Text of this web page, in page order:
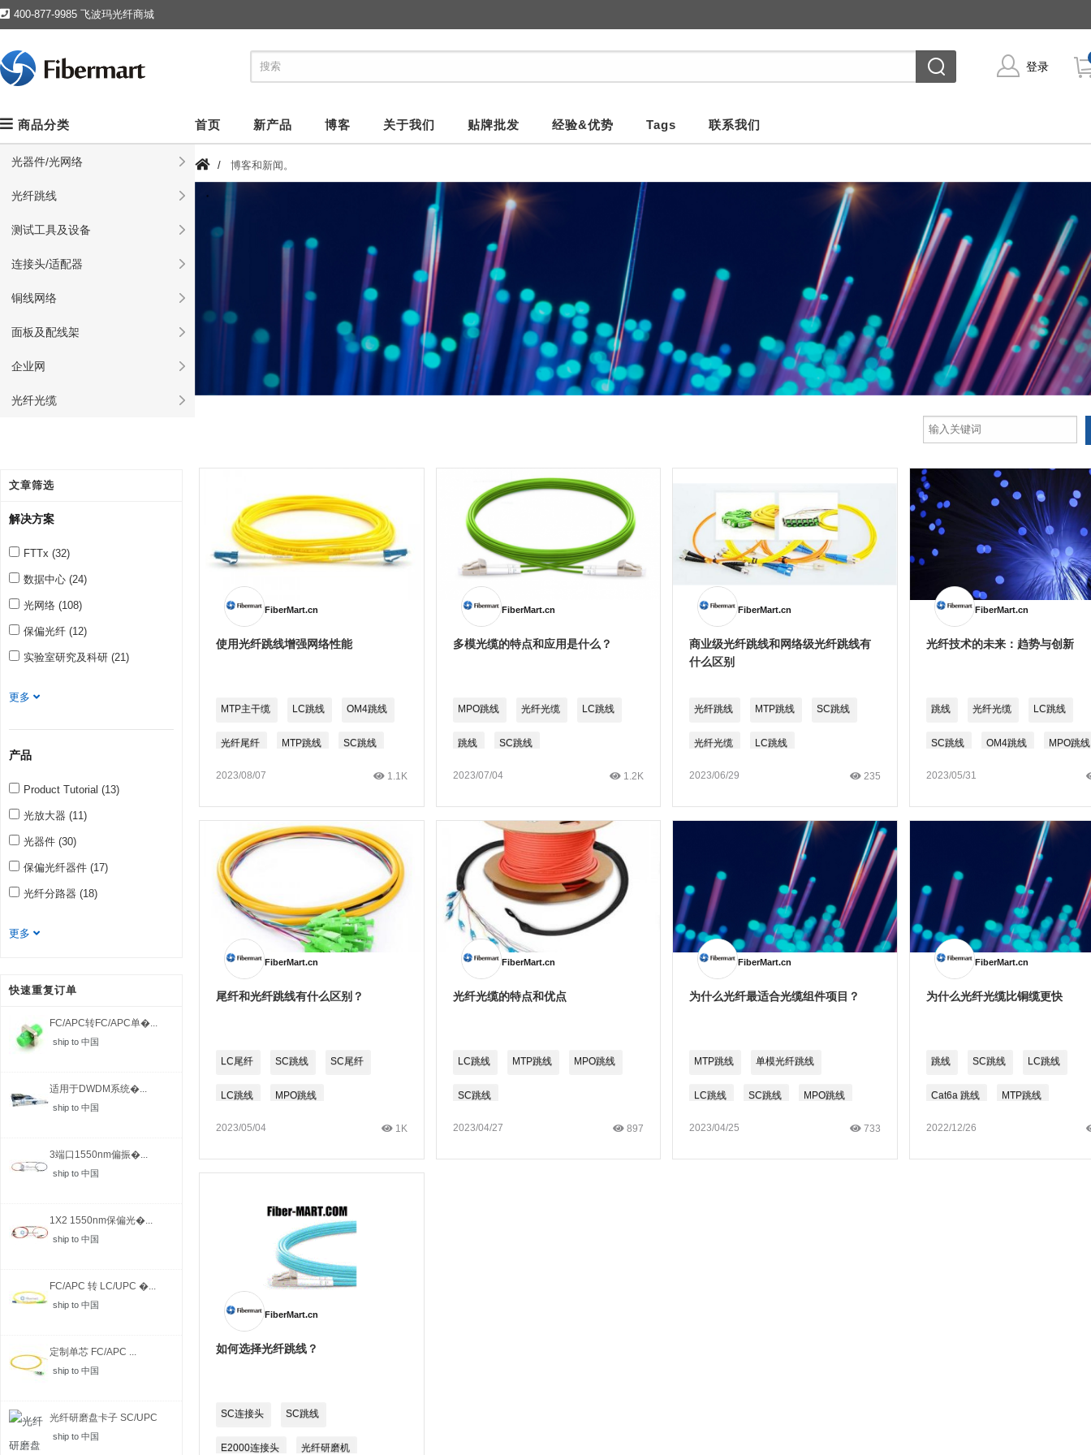
400-877-9985 飞波玛光纤商城
登录
商品分类
光器件/光网络
光纤跳线
测试工具及设备
连接头/适配器
铜线网络
面板及配线架
企业网
光纤光缆
首页 新产品 博客 关于我们 贴牌批发 经验&优势 Tags 联系我们
文章筛选
解决方案
FTTx (32)
数据中心 (24)
光网络 (108)
保偏光纤 (12)
实验室研究及科研 (21)
更多
产品
Product Tutorial (13)
光放大器 (11)
光器件 (30)
保偏光纤器件 (17)
光纤分路器 (18)
更多
快速重复订单
FC/APC转FC/APC单�...
ship to 中国
适用于DWDM系统�...
ship to 中国
3端口1550nm偏振�...
ship to 中国
1X2 1550nm保偏光�...
ship to 中国
FC/APC 转 LC/UPC �...
ship to 中国
定制单芯 FC/APC ...
ship to 中国
光纤研磨盘卡子 SC/UPC
ship to 中国
/ 博客和新闻。
FiberMart.cn
使用光纤跳线增强网络性能
MTP主干缆 LC跳线 OM4跳线
光纤尾纤 MTP跳线 SC跳线
OM3跳线 跳线
2023/08/07 1.1K
FiberMart.cn
多模光缆的特点和应用是什么？
MPO跳线 光纤光缆 LC跳线
跳线 SC跳线
2023/07/04 1.2K
FiberMart.cn
商业级光纤跳线和网络级光纤跳线有
什么区别
光纤跳线 MTP跳线 SC跳线
光纤光缆 LC跳线
2023/06/29 235
FiberMart.cn
光纤技术的未来：趋势与创新
跳线 光纤光缆 LC跳线
SC跳线 OM4跳线 MPO跳线
2023/05/31
FiberMart.cn
尾纤和光纤跳线有什么区别？
LC尾纤 SC跳线 SC尾纤
LC跳线 MPO跳线
2023/05/04 1K
FiberMart.cn
光纤光缆的特点和优点
LC跳线 MTP跳线 MPO跳线
SC跳线
2023/04/27 897
FiberMart.cn
为什么光纤最适合光缆组件项目？
MTP跳线 单模光纤跳线
LC跳线 SC跳线 MPO跳线
2023/04/25 733
FiberMart.cn
为什么光纤光缆比铜缆更快
跳线 SC跳线 LC跳线
Cat6a 跳线 MTP跳线
2022/12/26
FiberMart.cn
如何选择光纤跳线？
SC连接头 SC跳线
E2000连接头 光纤研磨机